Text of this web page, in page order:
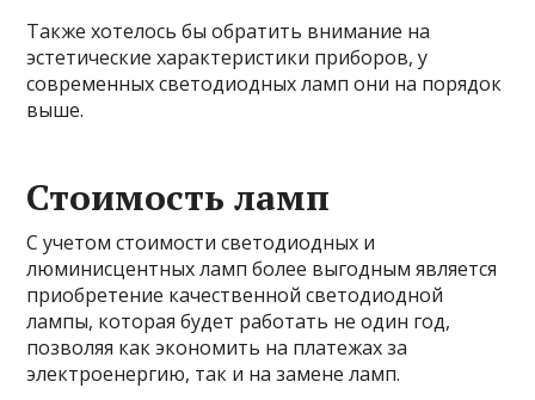
Также хотелось бы обратить внимание на
эстетические характеристики приборов, у
современных светодиодных ламп они на порядок
выше.
Стоимость ламп
С учетом стоимости светодиодных и
люминисцентных ламп более выгодным является
приобретение качественной светодиодной
лампы, которая будет работать не один год,
позволяя как экономить на платежах за
электроенергию, так и на замене ламп.